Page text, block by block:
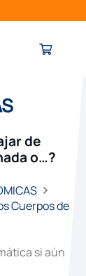
de
o…?
Cuerpos de
si aún